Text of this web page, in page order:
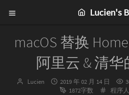
Lucien's
macOS 替换
阿里云 & 清华
博
Lucien
发
布
2019 年 02 月 14 日
1872字数
分
程序